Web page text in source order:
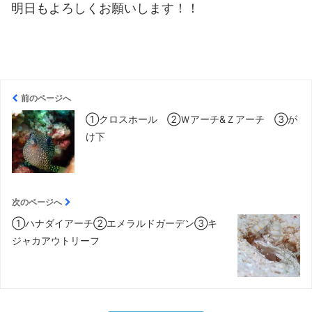
明日もよろしくお願いします！！
前のページへ
①クロスホール ②Ｗアーチ&Ｚアーチ ③が
け下
次のページへ
①ハナダイアーチ②エメラルドガーデン③キ
ジャカアウトリーフ